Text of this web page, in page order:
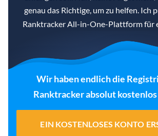
genau das Richtige, um zu helfen. Ich
Ranktracker All-in-One-Plattform für
Wir haben endlich die
Ranktracker absolut
EIN KOSTENLOSES KONTO